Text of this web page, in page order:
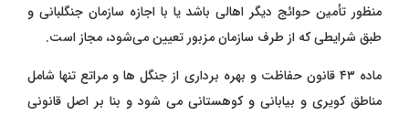
‌منظور تأمین حوائج دیگر اهالی باشد یا با اجازه سازمان جنگلبانی و
طبق شرایطی که از طرف سازمان مزبور تعیین می‌شود، مجاز است.
ماده ۴۳ قانون حفاظت و بهره برداری از جنگل ها و مراتع تنها شامل
مناطق کویری و بیابانی و کوهستانی می شود و بنا بر اصل قانونی